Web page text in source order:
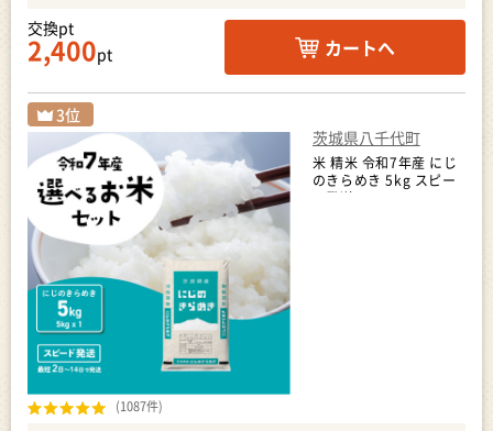
交換pt
2,400pt カートへ
(1087件)
茨城県八千代町
米 精米 令和7年産 にじ
のきらめき 5kg スピー
ド発送